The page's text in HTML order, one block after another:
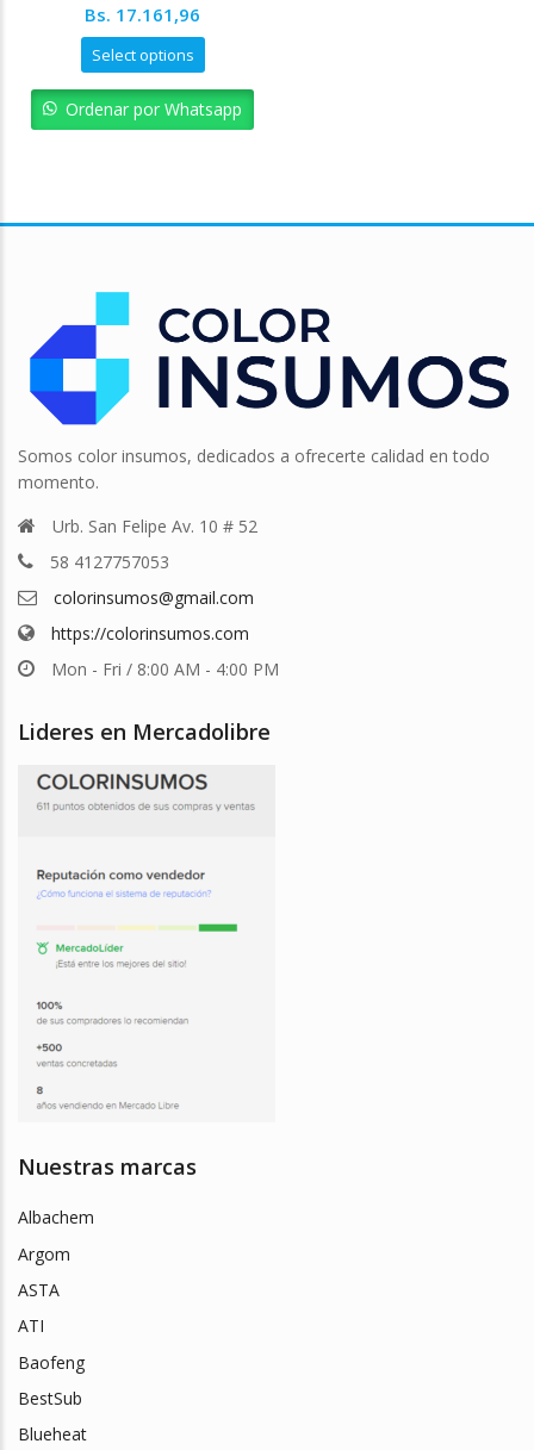
Bs. 17.161,96
Select options
Ordenar por Whatsapp
Somos color insumos, dedicados a ofrecerte calidad en todo
momento.
Urb. San Felipe Av. 10 # 52
58 4127757053
colorinsumos@gmail.com
https://colorinsumos.com
Mon - Fri / 8:00 AM - 4:00 PM
Lideres en Mercadolibre
Nuestras marcas
Albachem
Argom
ASTA
ATI
Baofeng
BestSub
Blueheat